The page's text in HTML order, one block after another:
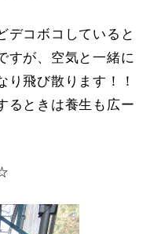
コボコしていると
すが、空気と一緒に
り飛び散ります！！
るときは養生も広ー